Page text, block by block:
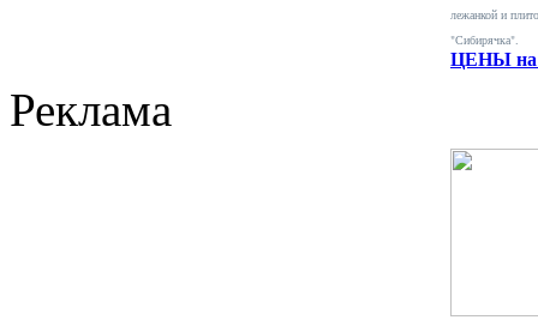
лежанкой и
"Сибирячка".
ЦЕНЫ на
Реклама